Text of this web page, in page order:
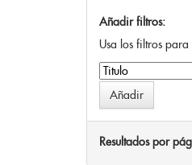
Añadir filtros:
Usa los filtros
Resultados por